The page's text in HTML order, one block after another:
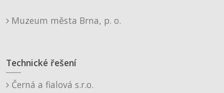
Muzeum města Brna, p. o.
Technické řešení
Černá a fialová s.r.o.